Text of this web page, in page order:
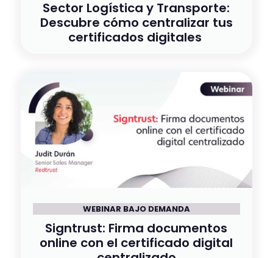
Sector Logística y Transporte:
Descubre cómo centralizar tus
certificados digitales
WEBINAR BAJO DEMANDA
Signtrust: Firma documentos
online con el certificado digital